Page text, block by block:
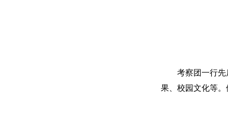
考察团一行先后
果、校园文化等